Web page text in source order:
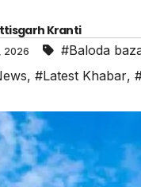
Kranti
2026 #Baloda
, #Latest Khabar,